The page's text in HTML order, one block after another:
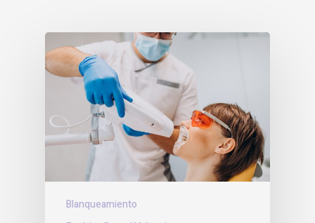
Blanqueamiento